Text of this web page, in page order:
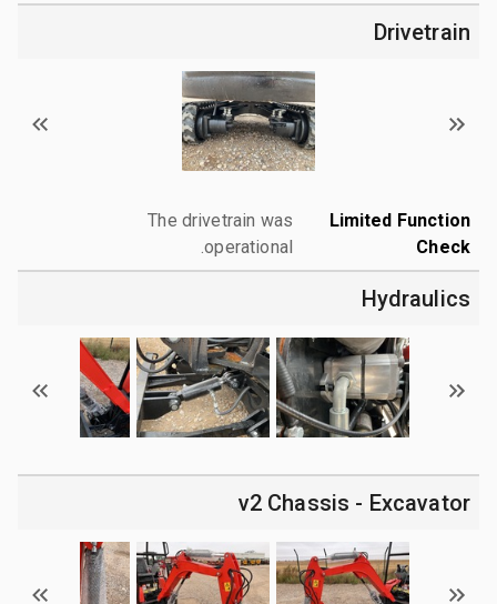
Drivetrain
Limited Function
Check
The drivetrain was
operational.
Hydraulics
v2 Chassis - Excavator